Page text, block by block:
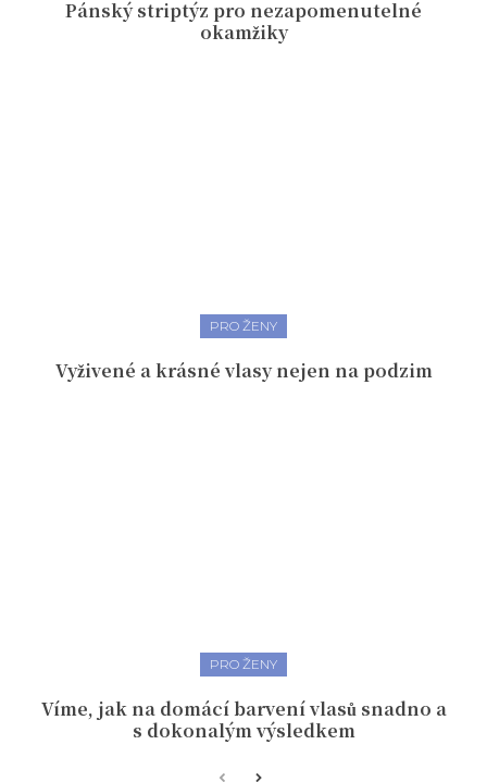
Pánský striptýz pro nezapomenutelné
okamžiky
PRO ŽENY
Vyživené a krásné vlasy nejen na podzim
PRO ŽENY
Víme, jak na domácí barvení vlasů snadno a
s dokonalým výsledkem